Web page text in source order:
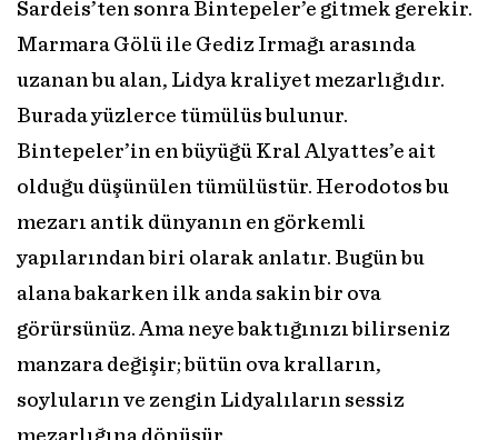
Sardeis’ten sonra Bintepeler’e gitmek gerekir.
Marmara Gölü ile Gediz Irmağı arasında
uzanan bu alan, Lidya kraliyet mezarlığıdır.
Burada yüzlerce tümülüs bulunur.
Bintepeler’in en büyüğü Kral Alyattes’e ait
olduğu düşünülen tümülüstür. Herodotos bu
mezarı antik dünyanın en görkemli
yapılarından biri olarak anlatır. Bugün bu
alana bakarken ilk anda sakin bir ova
görürsünüz. Ama neye baktığınızı bilirseniz
manzara değişir; bütün ova kralların,
soyluların ve zengin Lidyalıların sessiz